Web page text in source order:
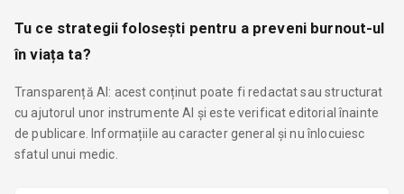
Tu ce strategii folosești pentru a preveni burnout-ul
în viața ta?
Transparență AI: acest conținut poate fi redactat sau structurat
cu ajutorul unor instrumente AI și este verificat editorial înainte
de publicare. Informațiile au caracter general și nu înlocuiesc
sfatul unui medic.